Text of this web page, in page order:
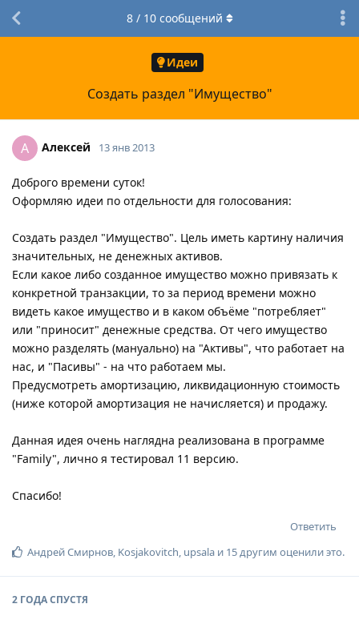
Идеи
Создать раздел "Имущество"
8/ 10сообщений
А Алексей 13 янв 2013
Доброго времени суток!
Оформляю идеи по отдельности для голосования:
Создать раздел "Имущество". Цель иметь картину наличия
значительных, не денежных активов.
Если какое либо созданное имущество можно привязать к
конкретной транзакции, то за период времени можно
видеть какое имущество и в каком объёме "потребляет"
или "приносит" денежные средства. От чего имущество
можно разделять (мануально) на "Активы", что работает на
нас, и "Пасивы" - на что работаем мы.
Предусмотреть амортизацию, ликвидационную стоимость
(ниже которой амортизация не начисляется) и продажу.
Данная идея очень наглядна реализована в программе
"Family", лично я тестировал 11 версию.
Спасибо!
Ответить
Андрей Смирнов, Kosjakovitch, upsala и 15другим оценили это.
2 ГОДАСПУСТЯ